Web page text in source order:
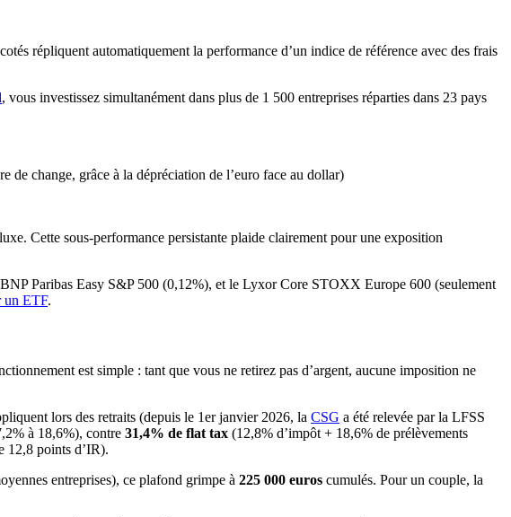
répliquent automatiquement la performance d’un indice de référence avec des frais
, vous investissez simultanément dans plus de 1 500 entreprises réparties dans 23 pays
change, grâce à la dépréciation de l’euro face au dollar)
Cette sous-performance persistante plaide clairement pour une exposition
Paribas Easy S&P 500 (0,12%), et le Lyxor Core STOXX Europe 600 (seulement
un ETF.
est simple : tant que vous ne retirez pas d’argent, aucune imposition ne
lors des retraits (depuis le 1er janvier 2026, la CSG a été relevée par la LFSS
à 18,6%), contre 31,4% de flat tax (12,8% d’impôt + 18,6% de prélèvements
12,8 points d’IR).
entreprises), ce plafond grimpe à 225 000 euros cumulés. Pour un couple, la